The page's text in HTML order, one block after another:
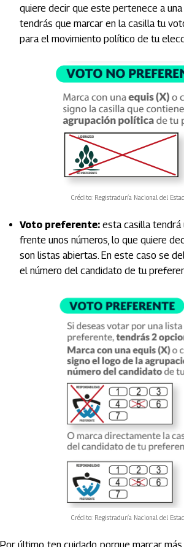
quiere decir que este pertenece a
tendrás que marcar en la casilla tu
para el movimiento político de tu
Crédito: Registraduría Nacional del
Voto preferente: esta casilla tendrá
frente unos números, lo que quiere
son listas abiertas. En este caso se
el número del candidato de tu
Crédito: Registraduría Nacional del